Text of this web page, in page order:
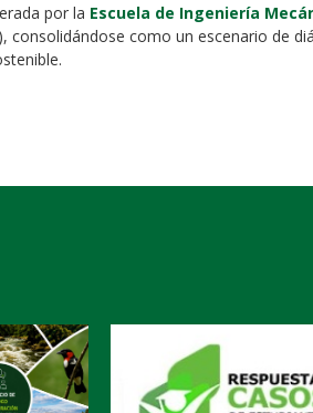
por la Escuela de Ingeniería
consolidándose como un escenario de